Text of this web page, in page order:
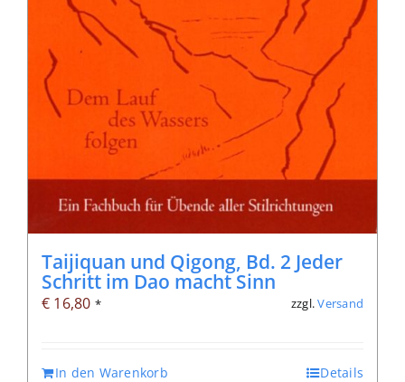
Taijiquan und Qigong, Bd. 2 Jeder
Schritt im Dao macht Sinn
€ 16,80 * zzgl.Versand
In den Warenkorb Details